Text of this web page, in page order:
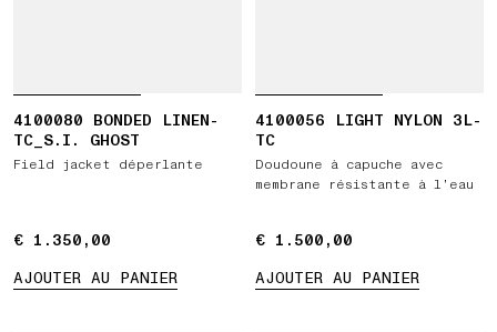
4100080 BONDED LINEN-
TC_S.I. GHOST
Field jacket déperlante
€ 1.350,00
€ 1.350,00
AJOUTER AU PANIER
4100056 LIGHT NYLON 3L-
TC
Doudoune à capuche avec
membrane résistante à l’eau
€ 1.500,00
€ 1.500,00
AJOUTER AU PANIER